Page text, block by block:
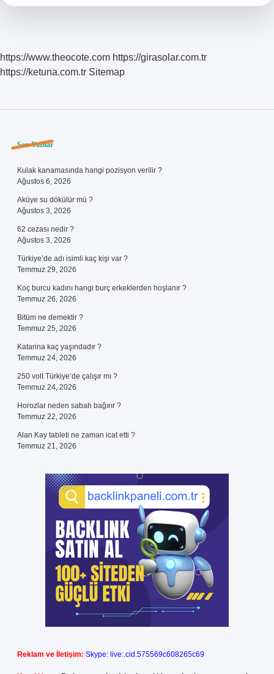
https://www.theocote.com https://girasolar.com.tr
https://ketuna.com.tr Sitemap
Sidebar
Son Yazılar
Kulak kanamasında hangi pozisyon verilir ?
Ağustos 6, 2026
Aküye su dökülür mü ?
Ağustos 3, 2026
62 cezası nedir ?
Ağustos 3, 2026
Türkiye’de adı isimli kaç kişi var ?
Temmuz 29, 2026
Koç burcu kadını hangi burç erkeklerden hoşlanır ?
Temmuz 26, 2026
Bitüm ne demektir ?
Temmuz 25, 2026
Katarina kaç yaşındadır ?
Temmuz 24, 2026
250 volt Türkiye’de çalışır mı ?
Temmuz 24, 2026
Horozlar neden sabah bağırır ?
Temmuz 22, 2026
Alan Kay tableti ne zaman icat etti ?
Temmuz 21, 2026
Reklam ve İletişim: Skype: live:.cid.575569c608265c69